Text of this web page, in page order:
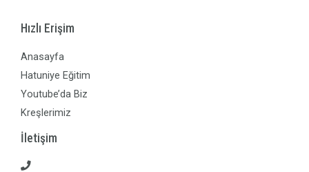
Hızlı Erişim
Anasayfa
Hatuniye Eğitim
Youtube’da Biz
Kreşlerimiz
İletişim